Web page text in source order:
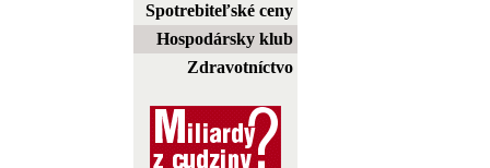
Spotrebiteľské ceny
Hospodársky klub
Zdravotníctvo